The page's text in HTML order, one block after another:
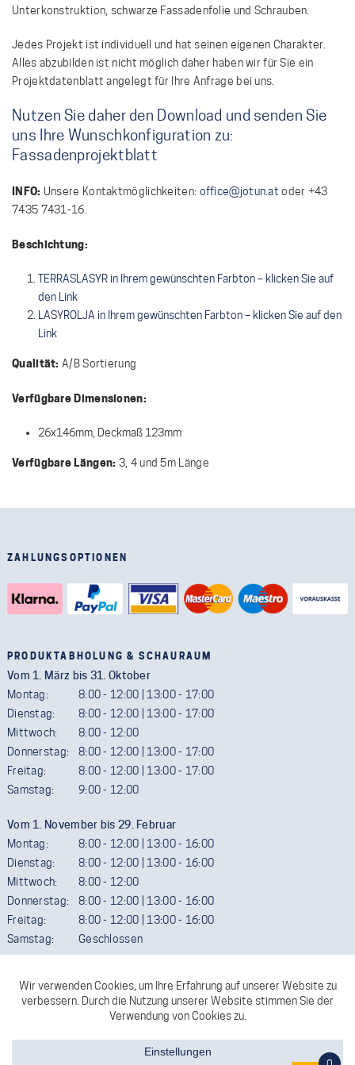
Unterkonstruktion, schwarze Fassadenfolie und Schrauben.
Jedes Projekt ist individuell und hat seinen eigenen Charakter.
Alles abzubilden ist nicht möglich daher haben wir für Sie ein
Projektdatenblatt angelegt für Ihre Anfrage bei uns.
Nutzen Sie daher den Download und senden Sie
uns Ihre Wunschkonfiguration zu:
Fassadenprojektblatt
INFO: Unsere Kontaktmöglichkeiten: office@jotun.at oder +43
7435 7431-16.
Beschichtung:
TERRASLASYR in Ihrem gewünschten Farbton – klicken Sie auf
den Link
LASYROLJA in Ihrem gewünschten Farbton – klicken Sie auf den
Link
Qualität: A/B Sortierung
Verfügbare Dimensionen:
26x146mm, Deckmaß 123mm
Verfügbare Längen: 3, 4 und 5m Länge
ZAHLUNGSOPTIONEN
PRODUKTABHOLUNG & SCHAURAUM
Vom 1. März bis 31. Oktober
Montag:
8:00 - 12:00 | 13:00 - 17:00
Dienstag:
8:00 - 12:00 | 13:00 - 17:00
Mittwoch:
8:00 - 12:00
Donnerstag:
8:00 - 12:00 | 13:00 - 17:00
Freitag:
8:00 - 12:00 | 13:00 - 17:00
Samstag:
9:00 - 12:00
Vom 1. November bis 29. Februar
Montag:
8:00 - 12:00 | 13:00 - 16:00
Dienstag:
8:00 - 12:00 | 13:00 - 16:00
Mittwoch:
8:00 - 12:00
Donnerstag:
8:00 - 12:00 | 13:00 - 16:00
Freitag:
8:00 - 12:00 | 13:00 - 16:00
Samstag:
Geschlossen
ersuchen aber um telefonische Vereinbarung.